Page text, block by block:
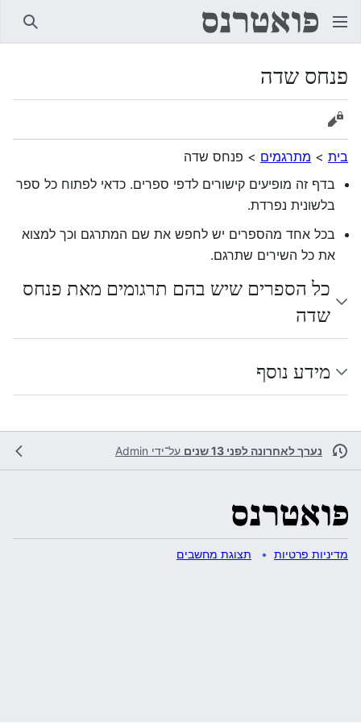
פנחס שדה
הצגת מקור
בית > מתרגמים > פנחס שדה
בדף זה מופיעים קישורים לדפי ספרים. כדאי לפתוח כל ספר
בלשונית נפרדת.
בכל אחד מהספרים יש לחפש את שם המתרגם וכך למצוא
את כל השירים שתרגם.
כל הספרים שיש בהם תרגומים מאת פנחס
שדה
מידע נוסף
נערך לאחרונה לפני 13 שנים על־ידי Admin
מדיניות פרטיות תצוגת מחשבים